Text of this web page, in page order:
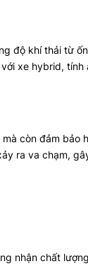
độ khí thải từ
xe hybrid, tính
còn đảm bảo
ra va chạm,
nhận chất